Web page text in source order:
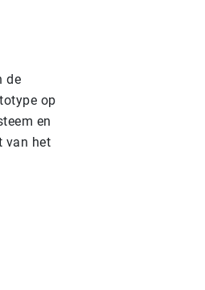
de
op
en
van het